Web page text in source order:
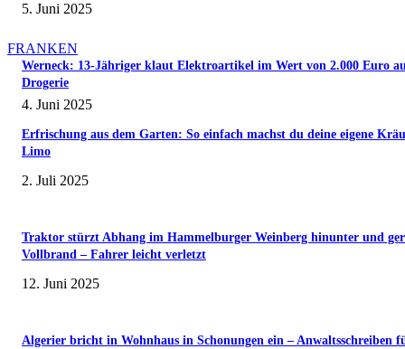
5. Juni 2025
FRANKEN
Werneck: 13-Jähriger klaut Elektroartikel im Wert von 2.000 Euro
Drogerie
4. Juni 2025
Erfrischung aus dem Garten: So einfach machst du deine eigene
Limo
2. Juli 2025
Traktor stürzt Abhang im Hammelburger Weinberg hinunter und
Vollbrand – Fahrer leicht verletzt
12. Juni 2025
Algerier bricht in Wohnhaus in Schonungen ein – Anwaltsschreiben